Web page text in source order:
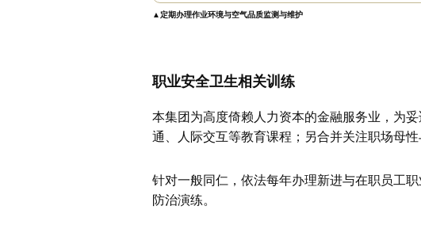
▲定期办理作业环境与空气品质监测与维护
职业安全卫生相关训练
本集团为高度倚赖人力资本的金融服务业，为
通、人际交互等教育课程；另合并关注职场母
针对一般同仁，依法每年办理新进与在职员工
防治演练。